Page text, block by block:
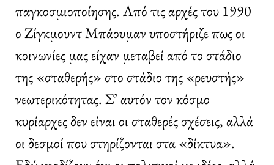
παγκοσμιοποίησης. Από τις αρχές του 1990
ο Ζίγκμουντ Μπάουμαν υποστήριζε πως οι
κοινωνίες μας είχαν μεταβεί από το στάδιο
της «σταθερής» στο στάδιο της «ρευστής»
νεωτερικότητας. Σ’ αυτόν τον κόσμο
κυρίαρχες δεν είναι οι σταθερές σχέσεις, αλλά
οι δεσμοί που στηρίζονται στα «δίκτυα».